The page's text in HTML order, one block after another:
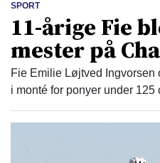
SPORT
11-årige Fie
mester på
Fie Emilie Løjtved Ingvorsen
i monté for ponyer under 125